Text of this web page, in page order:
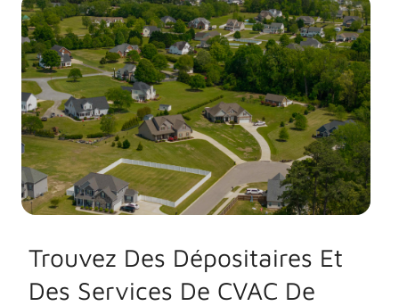
Trouvez Des Dépositaires Et
Des Services De CVAC De